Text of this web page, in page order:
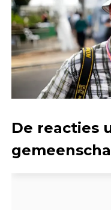
De reacties